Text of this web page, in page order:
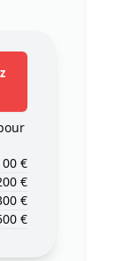
€
€
€
€